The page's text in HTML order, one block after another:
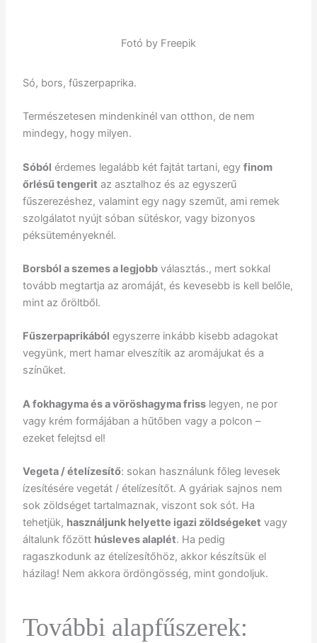
Fotó by Freepik
Só, bors, fűszerpaprika.
Természetesen mindenkinél van otthon, de nem
mindegy, hogy milyen.
Sóból érdemes legalább két fajtát tartani, egyfinom
őrlésű tengerit az asztalhoz és az egyszerű
fűszerezéshez, valamint egy nagy szeműt, ami remek
szolgálatot nyújt sóban sütéskor, vagy bizonyos
péksüteményeknél.
Borsból a szemes a legjobb választás., mert sokkal
tovább megtartja az aromáját, és kevesebb is kell belőle,
mint az őröltből.
Fűszerpaprikából egyszerre inkább kisebb adagokat
vegyünk, mert hamar elveszítik az aromájukat és a
színűket.
A fokhagyma és a vöröshagyma friss legyen, ne por
vagy krém formájában a hűtőben vagy a polcon –
ezeket felejtsd el!
Vegeta / ételízesítő: sokan használunk főleg levesek
ízesítésére vegetát / ételízesítőt. A gyáriak sajnos nem
sok zöldséget tartalmaznak, viszont sok sót. Ha
tehetjük, használjunk helyette igazi zöldségeket vagy
általunk főzött húsleves alaplét. Ha pedig
ragaszkodunk az ételízesítőhöz, akkor készítsük el
házilag! Nem akkora ördöngösség, mint gondoljuk.
További alapfűszerek: